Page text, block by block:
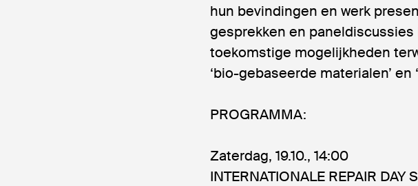
hun bevindingen en werk
gesprekken en paneldiscussies
toekomstige mogelijkheden
‘bio-gebaseerde materialen’
PROGRAMMA:
Zaterdag, 19.10., 14:00
INTERNATIONALE REPAIR DAY